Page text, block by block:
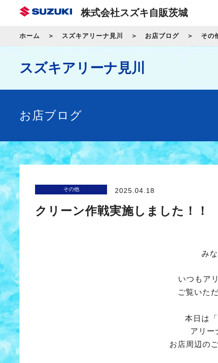
株式会社スズキ自販茨城
ホーム スズキアリーナ見川 お店ブログ その
スズキアリーナ見川
お店ブログ
その他 2025.04.18
クリーン作戦実施しました！！
み
いつもア
ご覧いた
本日は「
アリー
お店周辺の